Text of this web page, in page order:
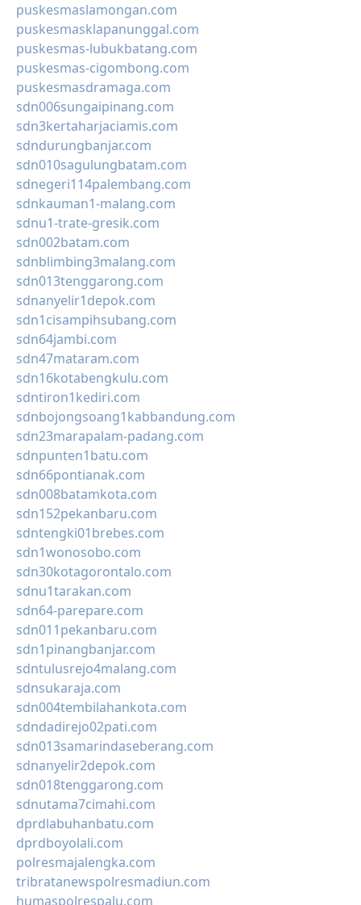
puskesmaslamongan.com
puskesmasklapanunggal.com
puskesmas-lubukbatang.com
puskesmas-cigombong.com
puskesmasdramaga.com
sdn006sungaipinang.com
sdn3kertaharjaciamis.com
sdndurungbanjar.com
sdn010sagulungbatam.com
sdnegeri114palembang.com
sdnkauman1-malang.com
sdnu1-trate-gresik.com
sdn002batam.com
sdnblimbing3malang.com
sdn013tenggarong.com
sdnanyelir1depok.com
sdn1cisampihsubang.com
sdn64jambi.com
sdn47mataram.com
sdn16kotabengkulu.com
sdntiron1kediri.com
sdnbojongsoang1kabbandung.com
sdn23marapalam-padang.com
sdnpunten1batu.com
sdn66pontianak.com
sdn008batamkota.com
sdn152pekanbaru.com
sdntengki01brebes.com
sdn1wonosobo.com
sdn30kotagorontalo.com
sdnu1tarakan.com
sdn64-parepare.com
sdn011pekanbaru.com
sdn1pinangbanjar.com
sdntulusrejo4malang.com
sdnsukaraja.com
sdn004tembilahankota.com
sdndadirejo02pati.com
sdn013samarindaseberang.com
sdnanyelir2depok.com
sdn018tenggarong.com
sdnutama7cimahi.com
dprdlabuhanbatu.com
dprdboyolali.com
polresmajalengka.com
tribratanewspolresmadiun.com
humaspolrespalu.com